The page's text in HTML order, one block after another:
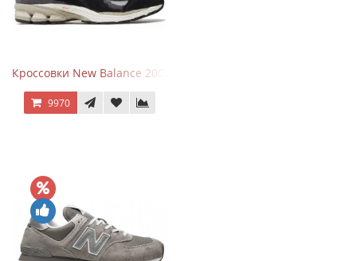
Кроссовки New Balance 2002R Protection Pack Black Grey
9970